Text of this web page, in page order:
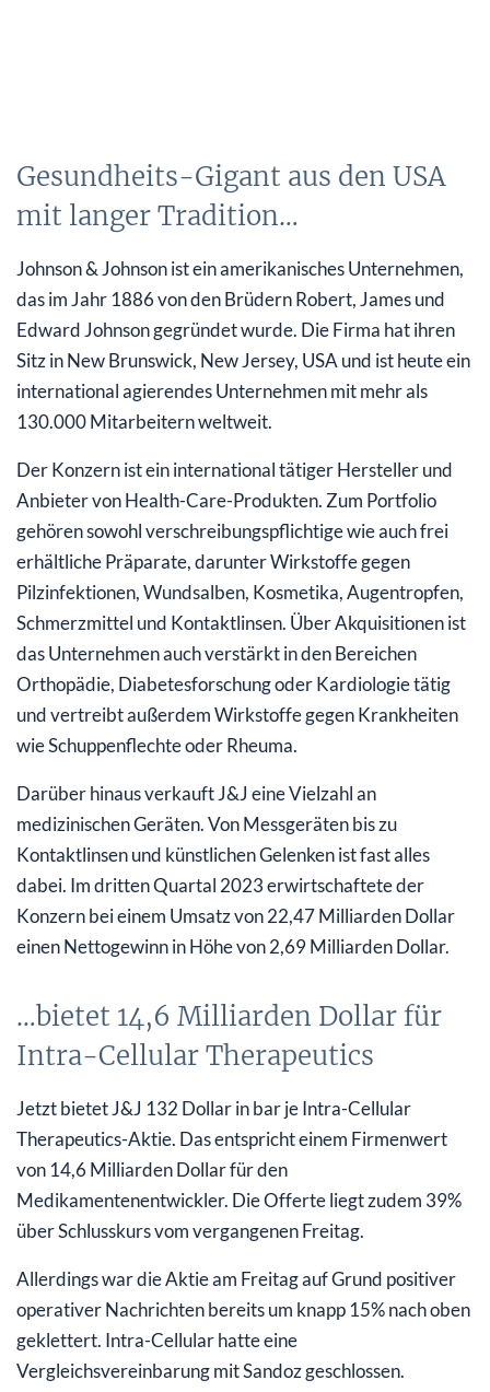
Gesundheits-Gigant aus den USA
mit langer Tradition…
Johnson & Johnson ist ein amerikanisches Unternehmen,
das im Jahr 1886 von den Brüdern Robert, James und
Edward Johnson gegründet wurde. Die Firma hat ihren
Sitz in New Brunswick, New Jersey, USA und ist heute ein
international agierendes Unternehmen mit mehr als
130.000 Mitarbeitern weltweit.
Der Konzern ist ein international tätiger Hersteller und
Anbieter von Health-Care-Produkten. Zum Portfolio
gehören sowohl verschreibungspflichtige wie auch frei
erhältliche Präparate, darunter Wirkstoffe gegen
Pilzinfektionen, Wundsalben, Kosmetika, Augentropfen,
Schmerzmittel und Kontaktlinsen. Über Akquisitionen ist
das Unternehmen auch verstärkt in den Bereichen
Orthopädie, Diabetesforschung oder Kardiologie tätig
und vertreibt außerdem Wirkstoffe gegen Krankheiten
wie Schuppenflechte oder Rheuma.
Darüber hinaus verkauft J&J eine Vielzahl an
medizinischen Geräten. Von Messgeräten bis zu
Kontaktlinsen und künstlichen Gelenken ist fast alles
dabei. Im dritten Quartal 2023 erwirtschaftete der
Konzern bei einem Umsatz von 22,47 Milliarden Dollar
einen Nettogewinn in Höhe von 2,69 Milliarden Dollar.
…bietet 14,6 Milliarden Dollar für
Intra-Cellular Therapeutics
Jetzt bietet J&J 132 Dollar in bar je Intra-Cellular
Therapeutics-Aktie. Das entspricht einem Firmenwert
von 14,6 Milliarden Dollar für den
Medikamentenentwickler. Die Offerte liegt zudem 39%
über Schlusskurs vom vergangenen Freitag.
Allerdings war die Aktie am Freitag auf Grund positiver
operativer Nachrichten bereits um knapp 15% nach oben
geklettert. Intra-Cellular hatte eine
Vergleichsvereinbarung mit Sandoz geschlossen.